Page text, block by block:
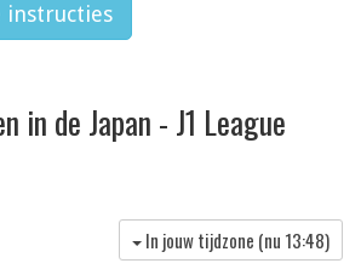
instructies
in de Japan - J1 League
In jouw tijdzone (nu 13:48)